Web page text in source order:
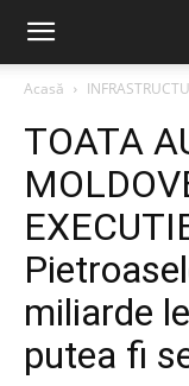
Acasă
TOATA
miliarde
putea fi